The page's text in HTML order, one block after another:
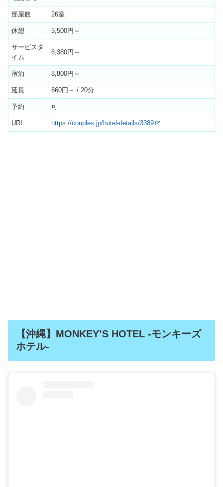
部屋数 26室
休憩 5,500円～
サービスタ
イム
6,380円～
宿泊 8,800円～
延長 660円～ / 20分
予約 可
URL https://couples.jp/hotel-details/3389
【沖縄】MONKEY’S HOTEL -モンキーズ
ホテル-